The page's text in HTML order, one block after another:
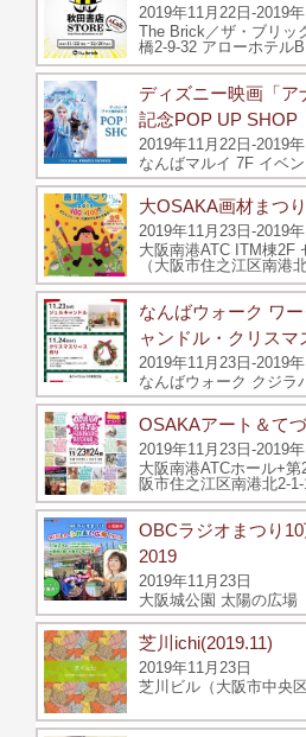
2019年11月22日-2019
The Brick／ザ・ブリッ
橋2-9-32 アローホテル
ディズニー映画「ア
記念POP UP SHOP
2019年11月22日-2019
なんばマルイ 7F イベ
大OSAKA画材まつ
2019年11月23日-2019
大阪南港ATC ITM棟2F
（大阪市住之江区南港
なんばウォーク ワ
ャンドル・クリスマ
2019年11月23日-2019
なんばウォーク クジラ
OSAKAアート＆て
2019年11月23日-2019
大阪南港ATCホール+
阪市住之江区南港北2-1-
OBCラジオまつり
2019
2019年11月23日
大阪城公園 太陽の広場
芝川ichi(2019.11)
2019年11月23日
芝川ビル（大阪市中央